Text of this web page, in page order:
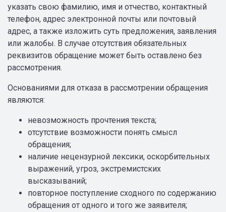
указать свою фамилию, имя и отчество, контактный
телефон, адрес электронной почты или почтовый
адрес, а также изложить суть предложения, заявления
или жалобы. В случае отсутствия обязательных
реквизитов обращение может быть оставлено без
рассмотрения.
Основаниями для отказа в рассмотрении обращения
являются:
невозможность прочтения текста;
отсутствие возможности понять смысл
обращения;
наличие нецензурной лексики, оскорбительных
выражений, угроз, экстремистских
высказываний;
повторное поступление сходного по содержанию
обращения от одного и того же заявителя;